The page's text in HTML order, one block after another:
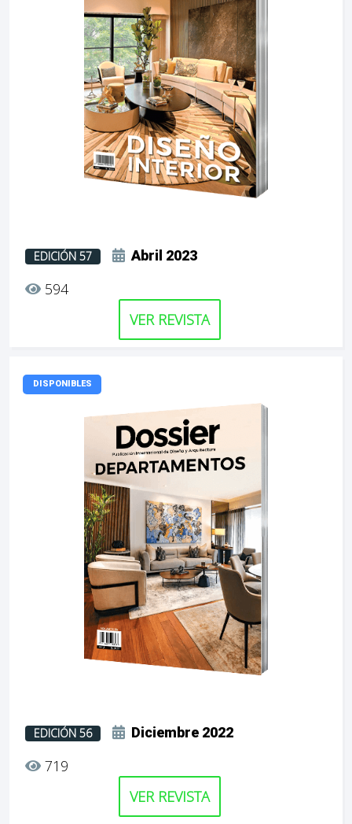
EDICIÓN 57 Abril 2023
594
VER REVISTA
DISPONIBLES
EDICIÓN 56 Diciembre 2022
719
VER REVISTA